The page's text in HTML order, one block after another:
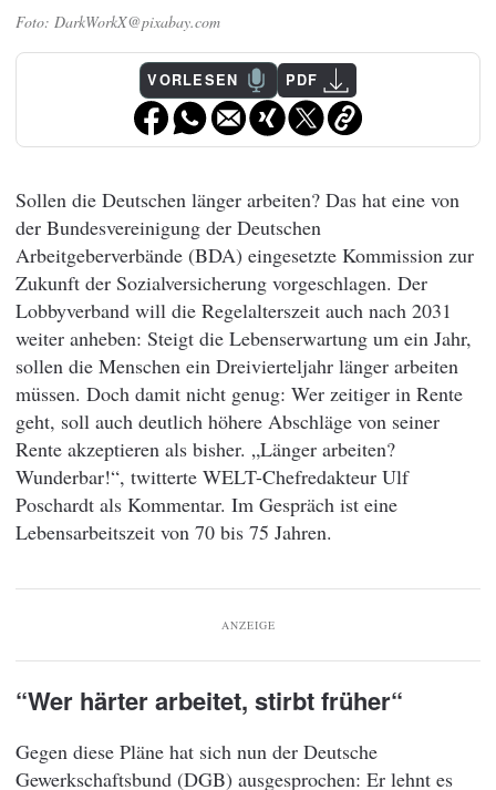
DarkWorkX@pixabay.com
VORLESEN PDF
Sollen die Deutschen länger arbeiten? Das hat eine von
der Bundesvereinigung der Deutschen
Arbeitgeberverbände (BDA) eingesetzte Kommission zur
Zukunft der Sozialversicherung vorgeschlagen. Der
Lobbyverband will die Regelalterszeit auch nach 2031
weiter anheben: Steigt die Lebenserwartung um ein Jahr,
sollen die Menschen ein Dreivierteljahr länger arbeiten
müssen. Doch damit nicht genug: Wer zeitiger in Rente
geht, soll auch deutlich höhere Abschläge von seiner
Rente akzeptieren als bisher. „Länger arbeiten?
Wunderbar!“, twitterte WELT-Chefredakteur Ulf
Poschardt als Kommentar. Im Gespräch ist eine
Lebensarbeitszeit von 70 bis 75 Jahren.
ANZEIGE
“Wer härter arbeitet, stirbt früher“
Gegen diese Pläne hat sich nun der Deutsche
Gewerkschaftsbund (DGB) ausgesprochen: Er lehnt es